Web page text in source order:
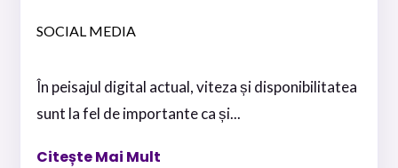
SOCIAL MEDIA
În peisajul digital actual, viteza și disponibilitatea
sunt la fel de importante ca și...
Citește Mai Mult